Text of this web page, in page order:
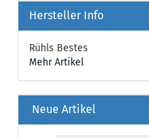
Hersteller Info
Rühls Bestes
Mehr Artikel
Neue Artikel